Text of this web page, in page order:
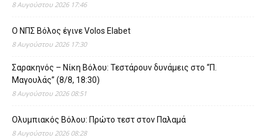
8 Αυγούστου 2026 17:46
O ΝΠΣ Βόλος έγινε Volos Elabet
8 Αυγούστου 2026 17:30
Σαρακηνός – Νίκη Βόλου: Τεστάρουν δυνάμεις στο “Π.
Μαγουλάς” (8/8, 18:30)
8 Αυγούστου 2026 08:51
Ολυμπιακός Βόλου: Πρώτο τεστ στον Παλαμά
8 Αυγούστου 2026 08:28